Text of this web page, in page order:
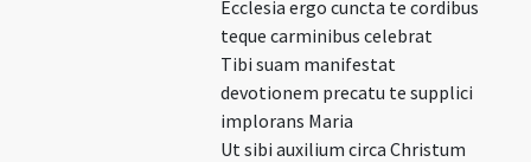
Ecclesia ergo cuncta te cordibus
teque carminibus celebrat
Tibi suam manifestat
devotionem precatu te supplici
implorans Maria
Ut sibi auxilium circa Christum